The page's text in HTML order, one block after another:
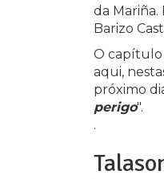
da
Barizo
O capítulo
aqui,
próximo
perigo".
.